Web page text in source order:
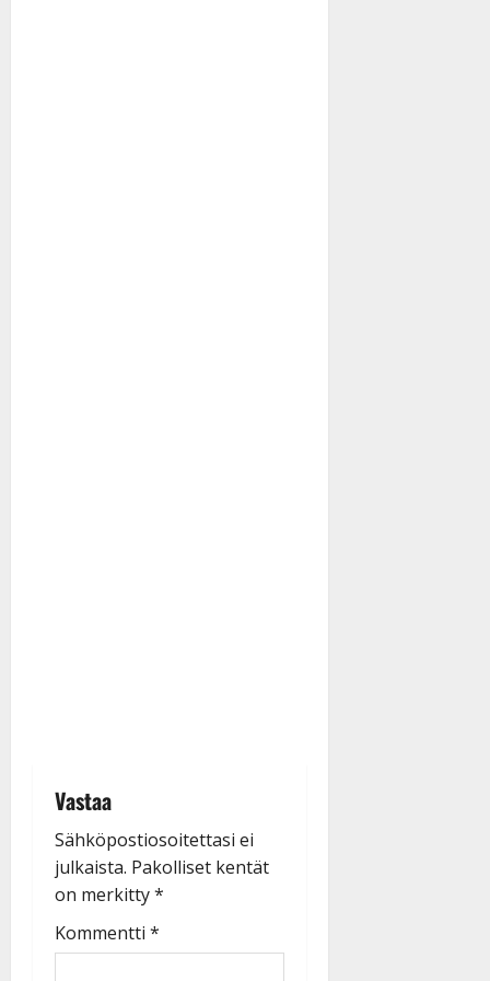
Vastaa
Sähköpostiosoitettasi ei
julkaista. Pakolliset kentät
on merkitty*
Kommentti *